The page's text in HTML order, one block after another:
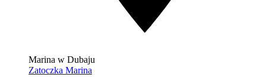
Marina w Dubaju
Zatoczka Marina